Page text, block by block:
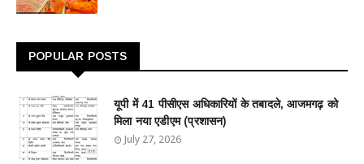
POPULAR POSTS
यूपी में 41 पीसीएस अधिकारियों के तबादले, आजमगढ़ को
मिला नया एडीएम (प्रशासन)
July 27, 2026